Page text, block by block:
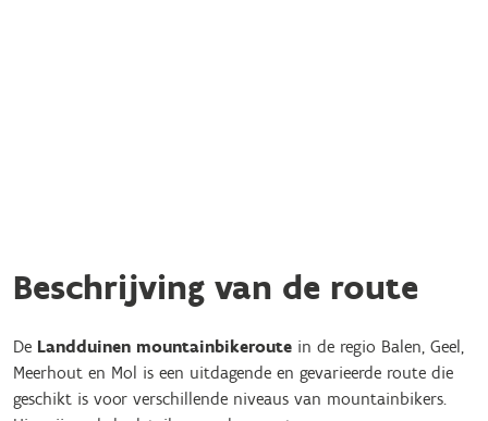
Beschrijving van de route
De Landduinen mountainbikeroute in de regio Balen, Geel,
Meerhout en Mol is een uitdagende en gevarieerde route die
geschikt is voor verschillende niveaus van mountainbikers.